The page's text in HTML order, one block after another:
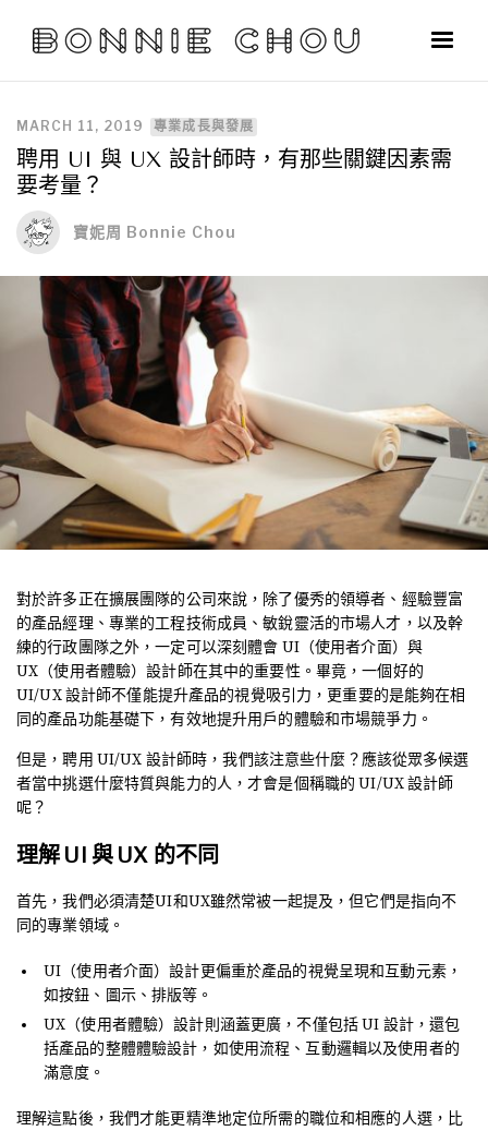
MARCH 11, 2019 專業成長與發展
聘用 UI 與 UX 設計師時，有那些關鍵因素需
要考量？
寶妮周 Bonnie Chou
對於許多正在擴展團隊的公司來說，除了優秀的領導者、經驗豐富
的產品經理、專業的工程技術成員、敏銳靈活的市場人才，以及幹
練的行政團隊之外，一定可以深刻體會 UI（使用者介面）與
UX（使用者體驗）設計師在其中的重要性。畢竟，一個好的
UI/UX 設計師不僅能提升產品的視覺吸引力，更重要的是能夠在相
同的產品功能基礎下，有效地提升用戶的體驗和市場競爭力。
但是，聘用 UI/UX 設計師時，我們該注意些什麼？應該從眾多候選
者當中挑選什麼特質與能力的人，才會是個稱職的 UI/UX 設計師
呢？
理解 UI 與 UX 的不同
首先，我們必須清楚UI和UX雖然常被一起提及，但它們是指向不
同的專業領域。
UI（使用者介面）設計更偏重於產品的視覺呈現和互動元素，
如按鈕、圖示、排版等。
UX（使用者體驗）設計則涵蓋更廣，不僅包括 UI 設計，還包
括產品的整體體驗設計，如使用流程、互動邏輯以及使用者的
滿意度。
理解這點後，我們才能更精準地定位所需的職位和相應的人選，比